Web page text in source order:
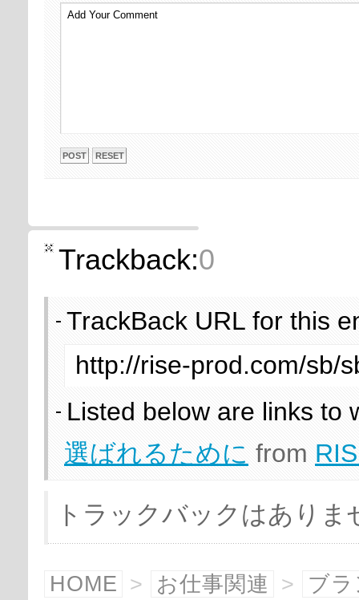
Trackback:0
TrackBack URL for this
http://rise-prod.com/sb/
Listed below are links to
選ばれるために from
トラックバックはありま
HOME > お仕事関連 >
ブ